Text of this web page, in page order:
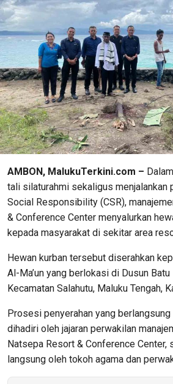
AMBON, MalukuTerkini.com –
tali silaturahmi sekaligus menjalankan
Social Responsibility (CSR),
& Conference Center menyalurkan
kepada masyarakat di sekitar area
Hewan kurban tersebut diserahkan
Al-Ma’un yang berlokasi di Dusun Batu
Kecamatan Salahutu, Maluku Tengah,
Prosesi penyerahan yang
dihadiri oleh jajaran perwakilan
Natsepa Resort & Conference Center,
langsung oleh tokoh agama dan